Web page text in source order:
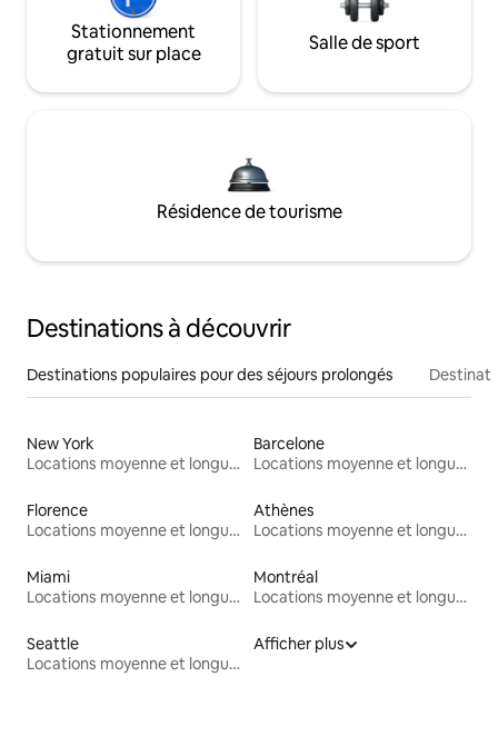
Stationnement
gratuit sur place
Salle de sport
Résidence de tourisme
Destinations à découvrir
Destinations populaires pour des séjours prolongés
New York
Locations moyenne et longue durée
Barcelone
Locations moyenne et longue durée
Florence
Locations moyenne et longue durée
Athènes
Locations moyenne et longue durée
Miami
Locations moyenne et longue durée
Montréal
Locations moyenne et longue durée
Seattle
Locations moyenne et longue durée
Afficher plus